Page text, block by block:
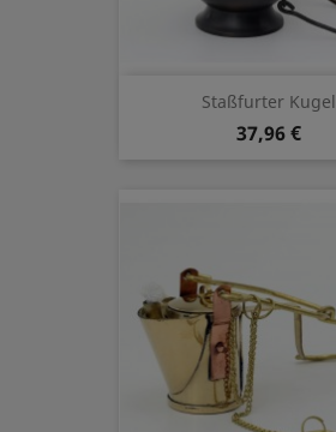
Staßfurter Kugel
37,96 €